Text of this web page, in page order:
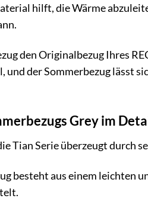
hilft, die Wärme
den Originalbezug Ihres
und der Sommerbezug lässt
Grey im
Tian Serie überzeugt durch
besteht aus einem leichten